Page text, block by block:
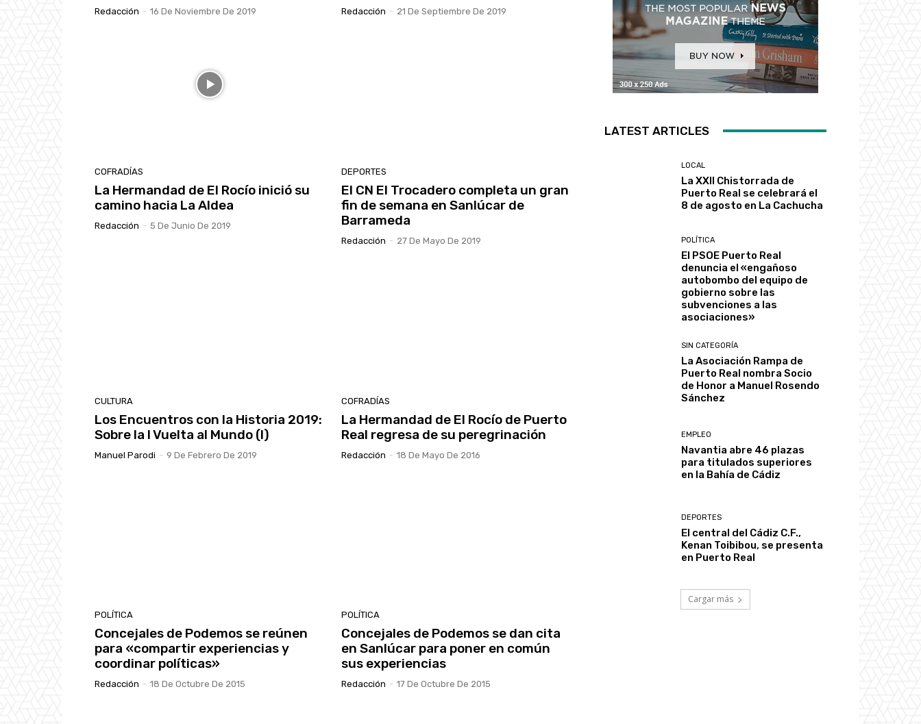
Redacción - 16 De Noviembre De 2019 Redacción - 21 De Septiembre De 2019
COFRADÍAS
La Hermandad de El Rocío inició su
camino hacia La Aldea
Redacción - 5 De Junio De 2019
DEPORTES
El CN El Trocadero completa un gran
fin de semana en Sanlúcar de
Barrameda
Redacción - 27 De Mayo De 2019
CULTURA
Los Encuentros con la Historia 2019:
Sobre la I Vuelta al Mundo (I)
Manuel Parodi - 9 De Febrero De 2019
COFRADÍAS
La Hermandad de El Rocío de Puerto
Real regresa de su peregrinación
Redacción - 18 De Mayo De 2016
POLÍTICA
Concejales de Podemos se reúnen
para «compartir experiencias y
coordinar políticas»
Redacción - 18 De Octubre De 2015
POLÍTICA
Concejales de Podemos se dan cita
en Sanlúcar para poner en común
sus experiencias
Redacción - 17 De Octubre De 2015
LATEST ARTICLES
LOCAL
La XXII Chistorrada de
Puerto Real se celebrará el
8 de agosto en La Cachucha
POLÍTICA
El PSOE Puerto Real
denuncia el «engañoso
autobombo del equipo de
gobierno sobre las
subvenciones a las
asociaciones»
SIN CATEGORÍA
La Asociación Rampa de
Puerto Real nombra Socio
de Honor a Manuel Rosendo
Sánchez
EMPLEO
Navantia abre 46 plazas
para titulados superiores
en la Bahía de Cádiz
DEPORTES
El central del Cádiz C.F.,
Kenan Toibibou, se presenta
en Puerto Real
Cargar más